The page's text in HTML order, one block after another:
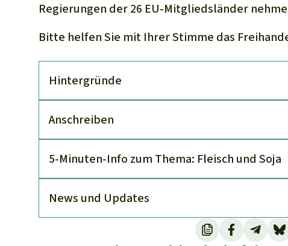
Regierungen der 26 EU-Mitgliedsländer
Bitte helfen Sie mit Ihrer Stimme das
Hinter­gründe
An­schreiben
5-Minuten-Info zum Thema: Fleisch und Soja
News und Updates